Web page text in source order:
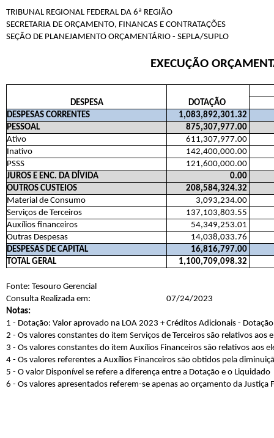
TRIBUNAL REGIONAL FEDERAL DA 6ª REGIÃO
SECRETARIA DE ORÇAMENTO, FINANCAS E CONTRATAÇÕES
SEÇÃO DE PLANEJAMENTO ORÇAMENTÁRIO - SEPLA/SUPLO
EXECUÇÃO
DESPESA
DOTAÇÃO
DESPESAS CORRENTES
1,083,892,301.32
PESSOAL
875,307,977.00
Ativo
611,307,977.00
Inativo
142,400,000.00
PSSS
121,600,000.00
JUROS E ENC. DA DÍVIDA
0.00
OUTROS CUSTEIOS
208,584,324.32
Material de Consumo
3,093,234.00
Serviços de Terceiros
137,103,803.55
Auxílios financeiros
54,349,253.01
Outras Despesas
14,038,033.76
DESPESAS DE CAPITAL
16,816,797.00
TOTAL GERAL
1,100,709,098.32
Fonte: Tesouro Gerencial
Consulta Realizada em:
07/24/2023
Notas:
1 - Dotação: Valor aprovado na LOA 2023 + Créditos Adicionais -
2 - Os valores constantes do item Serviços de Terceiros são relativos aos
3 - Os valores constantes do item Auxílios Financeiros são relativos aos
4 - Os valores referentes a Auxílios Financeiros são obtidos pela
5 - O valor Disponível se refere a diferença entre a Dotação e o Liquidado
6 - Os valores apresentados referem-se apenas ao orçamento da